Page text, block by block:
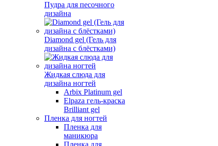
Пудра для песочного
дизайна
Diamond gel (Гель для
дизайна с блёстками)
Жидкая слюда для
дизайна ногтей
Arbix Platinum gel
Elpaza гель-краска
Brilliant gel
Пленка для ногтей
Пленка для
маникюра
Пленка для